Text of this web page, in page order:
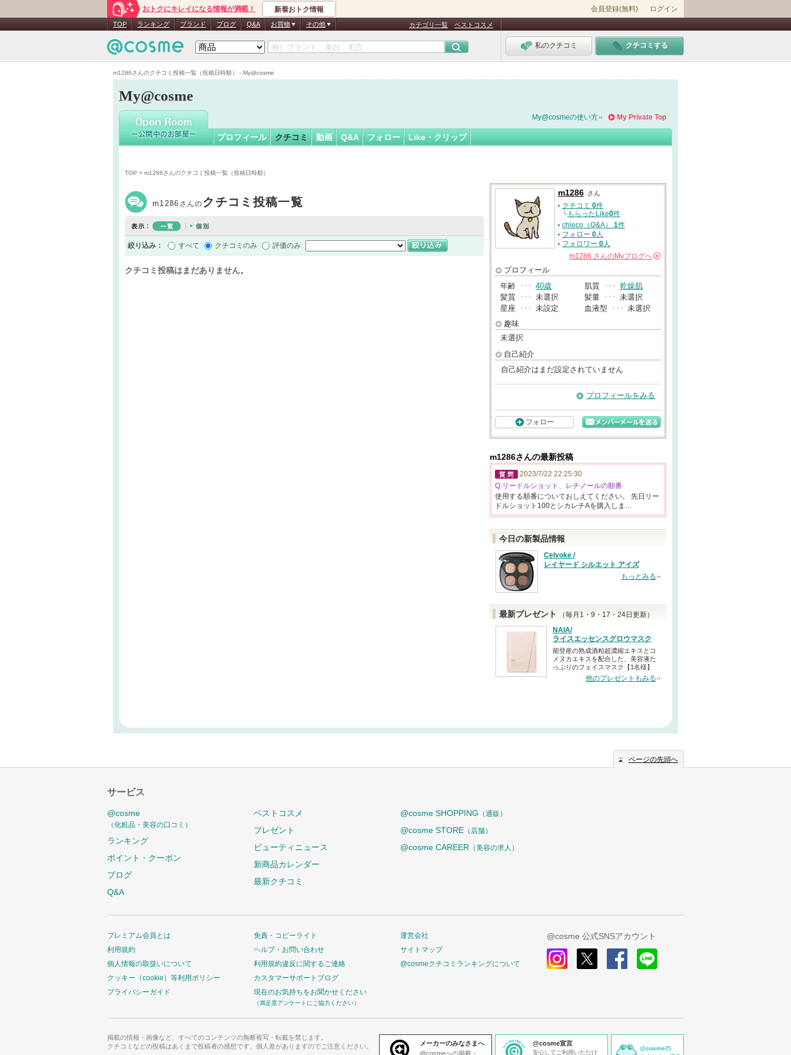
m1286さんのクチコミ投稿一覧（投稿日時順） - My@cosme
おトクにキレイになる情報が満載！ 新着おトク情報 会員登録(無料) ログイン
TOP ランキング ブランド ブログ Q&A お買物 その他 カテゴリ一覧 ベストコスメ
私のクチコミ クチコミする
My@cosme
m1286さん
My Private Top
My@cosmeの使い方
プロフィール クチコミ 動画 Q&A フォロー Like・クリップ
TOP > m1286さんのクチコミ投稿一覧（投稿日時順）
m1286 さんのクチコミ投稿一覧
絞り込み： すべて クチコミのみ 評価のみ
クチコミ投稿はまだありません。
m1286 さん
クチコミ 0件
└もらったLike0件
chieco（Q&A） 1件
フォロー 0人
フォロワー 0人
m1286 さんのMyブログへ
プロフィール
年齢 ･･･ 40歳 肌質 ･･･ 乾燥肌
髪質 ･･･ 未選択 髪量 ･･･ 未選択
星座 ･･･ 未設定 血液型 ･･･ 未選択
趣味
未選択
自己紹介
自己紹介はまだ設定されていません
プロフィールをみる
フォロー
m1286さんの最新投稿
2023/7/22 22:25:30
Q.リードルショット、レチノールの順番
使用する順番についておしえて ください。 先日リー
ドルシ ョット100と シカレチAを購入しま…
今日の新製品情報
Celvoke /
レイヤード シルエット アイズ
もっとみる
最新プレゼント
（毎月1・9・17・24日更新）
NAIA/
ライスエッセンスグロウマスク
能登産の熟成酒粕超濃縮エキスとコ
メヌカエキスを配合した、美容液た
っぷりのフェイスマスク【1名様】
他のプレゼントもみる
ページの先頭へ
サービス
@cosme
（化粧品・美容の口コミ）
ランキング
ポイント・クーポン
ブログ
Q&A
ベストコスメ
プレゼント
ビューティニュース
新商品カレンダー
最新クチコミ
@cosme SHOPPING （通販）
@cosme STORE （店舗）
@cosme CAREER （美容の求人）
プレミアム会員とは
利用規約
個人情報の取扱いについて
クッキー（cookie）等利用ポリシー
プライバシーガイド
免責・コピーライト
ヘルプ・お問い合わせ
利用規約違反に関するご連絡
カスタマーサポートブログ
現在のお気持ちをお聞かせください
（満足度アンケートにご協力ください）
運営会社
サイトマップ
@cosmeクチコミランキングについて
@cosme 公式SNSアカウント
掲載の情報・画像など、すべてのコンテンツの無断複写・転載を禁じます。
クチコミなどの投稿はあくまで投稿者の感想です。個人差がありますのでご注意ください。
メーカーのみなさまへ
@cosmeへの掲載・
@cosme宣言
安心してご利用いただけ
@cosmeの